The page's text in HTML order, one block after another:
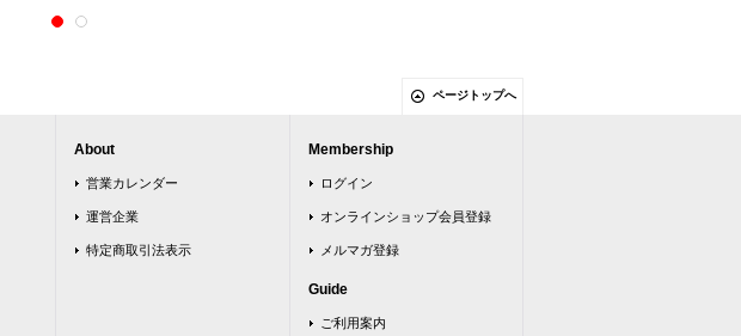
ページトップへ
About
営業カレンダー
運営企業
特定商取引法表示
Membership
ログイン
オンラインショップ会員登録
メルマガ登録
Guide
ご利用案内